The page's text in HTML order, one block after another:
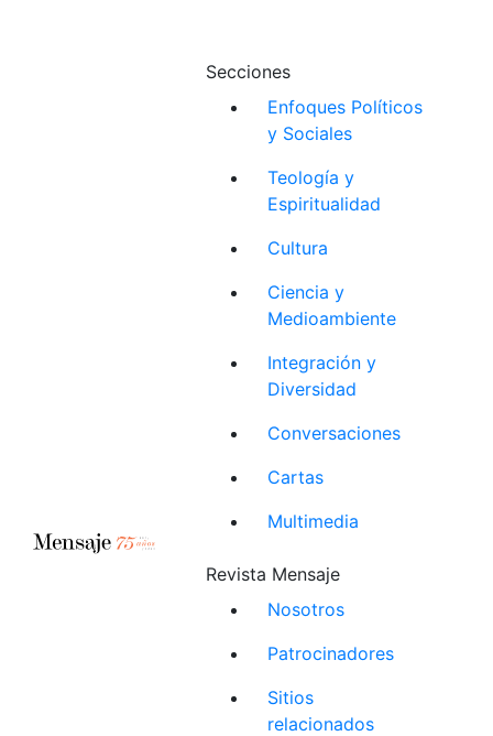
Secciones
Enfoques Políticos
y Sociales
Teología y
Espiritualidad
Cultura
Ciencia y
Medioambiente
Integración y
Diversidad
Conversaciones
Cartas
Multimedia
Revista Mensaje
Nosotros
Patrocinadores
Sitios
relacionados